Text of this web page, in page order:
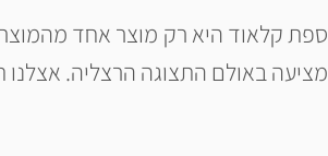
ספת קלאוד היא רק מוצר אחד
מציעה באולם התצוגה הרצליה. אצלנו